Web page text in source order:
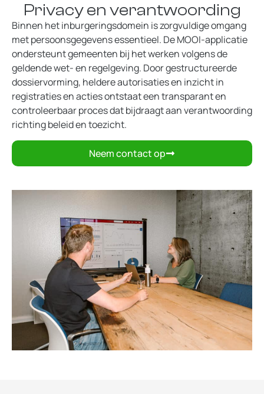
Privacy en verantwoording
Binnen het inburgeringsdomein is zorgvuldige omgang
met persoonsgegevens essentieel. De MOOI-applicatie
ondersteunt gemeenten bij het werken volgens de
geldende wet- en regelgeving. Door gestructureerde
dossiervorming, heldere autorisaties en inzicht in
registraties en acties ontstaat een transparant en
controleerbaar proces dat bijdraagt aan verantwoording
richting beleid en toezicht.
Neem contact op